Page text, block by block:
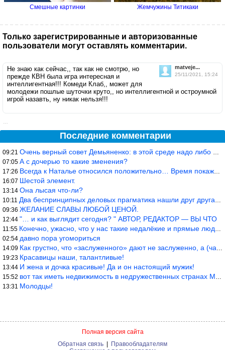
Смешные картинки Жемчужины Титикаки
Только зарегистрированные и авторизованные
пользователи могут оставлять комментарии.
matveje...
25/11/2021, 15:24
Не знаю как сейчас,, так как не смотрю, но
прежде КВН была игра интересная и
интеллигентная!!! Комеди Клаб,, может для
молодежи пошлые шуточки круто,, но интеллигентной и остроумной
игрой назавть, ну никак нельзя!!!
Последние комментарии
09:21 Очень верный совет Демьяненко: в этой среде надо либо иметь зубы
07:05 А с дочерью то какие зменения?
17:26 Всегда к Наталье относился положительно… Время покажет, что буде
16:07 Шестой элемент.
13:14 Она лысая что-ли?
10:11 Два беспринципных деловых прагматика нашли друг друга и «остепен
09:36 ЖЕЛАНИЕ СЛАВЫ ЛЮБОЙ ЦЕНОЙ.
12:44 "… и как выглядит сегодня? " АВТОР, РЕДАКТОР — ВЫ ЧТО
11:55 Конечно, ужасно, что у нас такие недалёкие и прямые люди… Как мо
02:54 давно пора угомориться
14:09 Как грустно, что «заслуженного» дают не заслуженно, а (чаще) по-
19:23 Красавицы наши, талантливые!
13:44 И жена и дочка красивые! Да и он настоящий мужик!
15:52 вот так иметь недвижимость в недружественных странах Могут забра
13:31 Молодцы!
Полная версия сайта
Обратная связь | Правообладателям